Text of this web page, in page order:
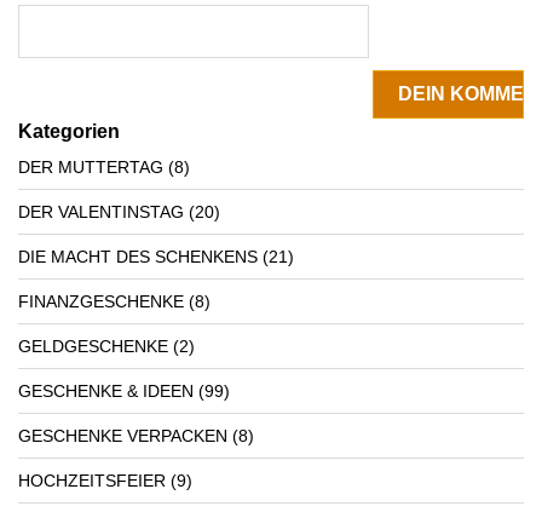
Kategorien
DER MUTTERTAG (8)
DER VALENTINSTAG (20)
DIE MACHT DES SCHENKENS (21)
FINANZGESCHENKE (8)
GELDGESCHENKE (2)
GESCHENKE & IDEEN (99)
GESCHENKE VERPACKEN (8)
HOCHZEITSFEIER (9)